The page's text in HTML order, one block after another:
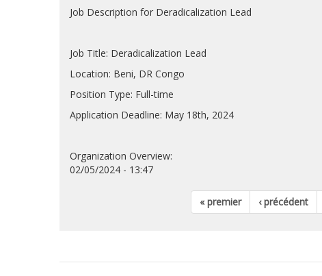
Job Description for Deradicalization Lead
Job Title: Deradicalization Lead
Location: Beni, DR Congo
Position Type: Full-time
Application Deadline: May 18th, 2024
Organization Overview:
02/05/2024 - 13:47
« premier ‹ précédent